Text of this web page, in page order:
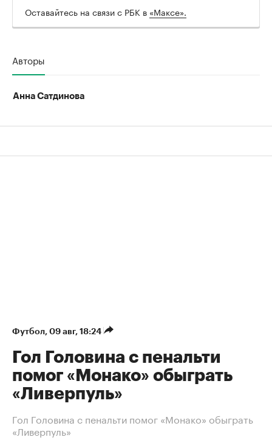
Оставайтесь на связи с РБК в «Максе».
Авторы
Анна Сатдинова
Футбол⁠, 09 авг, 18:24
Гол Головина с пенальти
помог «Монако» обыграть
«Ливерпуль»
Гол Головина с пенальти помог «Монако» обыграть
«Ливерпуль»